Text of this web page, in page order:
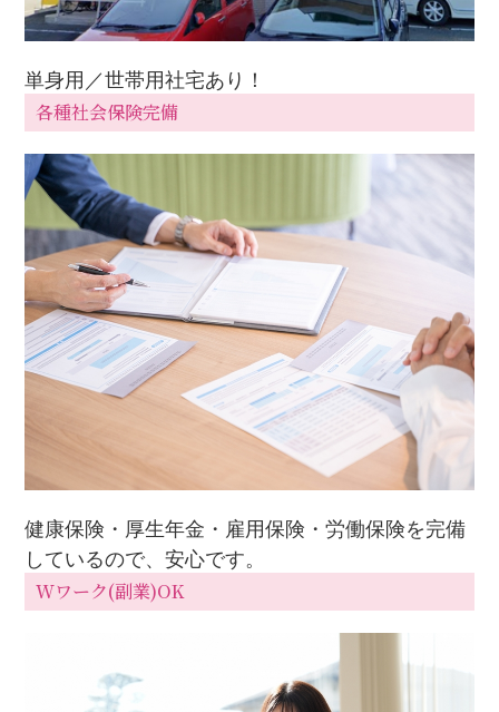
単身用／世帯用社宅あり！
各種社会保険完備
健康保険・厚生年金・雇用保険・労働保険を完備
しているので、安心です。
Wワーク(副業)OK